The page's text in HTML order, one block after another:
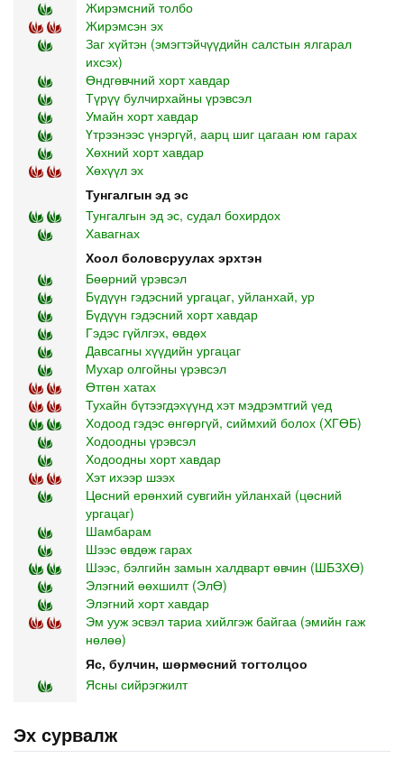
Жирэмсний толбо
Жирэмсэн эх
Заг хүйтэн (эмэгтэйчүүдийн салстын ялгарал
ихсэх)
Өндгөвчний хорт хавдар
Түрүү булчирхайны үрэвсэл
Умайн хорт хавдар
Үтрээнээс үнэргүй, аарц шиг цагаан юм гарах
Хөхний хорт хавдар
Хөхүүл эх
Тунгалгын эд эс
Тунгалгын эд эс, судал бохирдох
Хавагнах
Хоол боловсруулах эрхтэн
Бөөрний үрэвсэл
Бүдүүн гэдэсний ургацаг, уйланхай, ур
Бүдүүн гэдэсний хорт хавдар
Гэдэс гүйлгэх, өвдөх
Давсагны хүүдийн ургацаг
Мухар олгойны үрэвсэл
Өтгөн хатах
Тухайн бүтээгдэхүүнд хэт мэдрэмтгий үед
Ходоод гэдэс өнгөргүй, сиймхий болох (ХГӨБ)
Ходоодны үрэвсэл
Ходоодны хорт хавдар
Хэт ихээр шээх
Цөсний ерөнхий сувгийн уйланхай (цөсний
ургацаг)
Шамбарам
Шээс өвдөж гарах
Шээс, бэлгийн замын халдварт өвчин (ШБЗХӨ)
Элэгний өөхшилт (ЭлӨ)
Элэгний хорт хавдар
Эм ууж эсвэл тариа хийлгэж байгаа (эмийн гаж
нөлөө)
Яс, булчин, шөрмөсний тогтолцоо
Ясны сийрэгжилт
Эх сурвалж